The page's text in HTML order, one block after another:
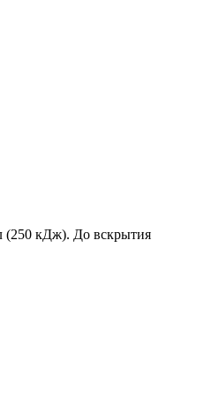
(250 кДж). До вскрытия